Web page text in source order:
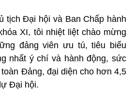
tịch Đại hội và Ban Chấp hành
XI, tôi nhiệt liệt chào mừng
đảng viên ưu tú, tiêu biểu
nhất ý chí và hành động, sức
Đảng, đại diện cho hơn 4,5
Đại hội.